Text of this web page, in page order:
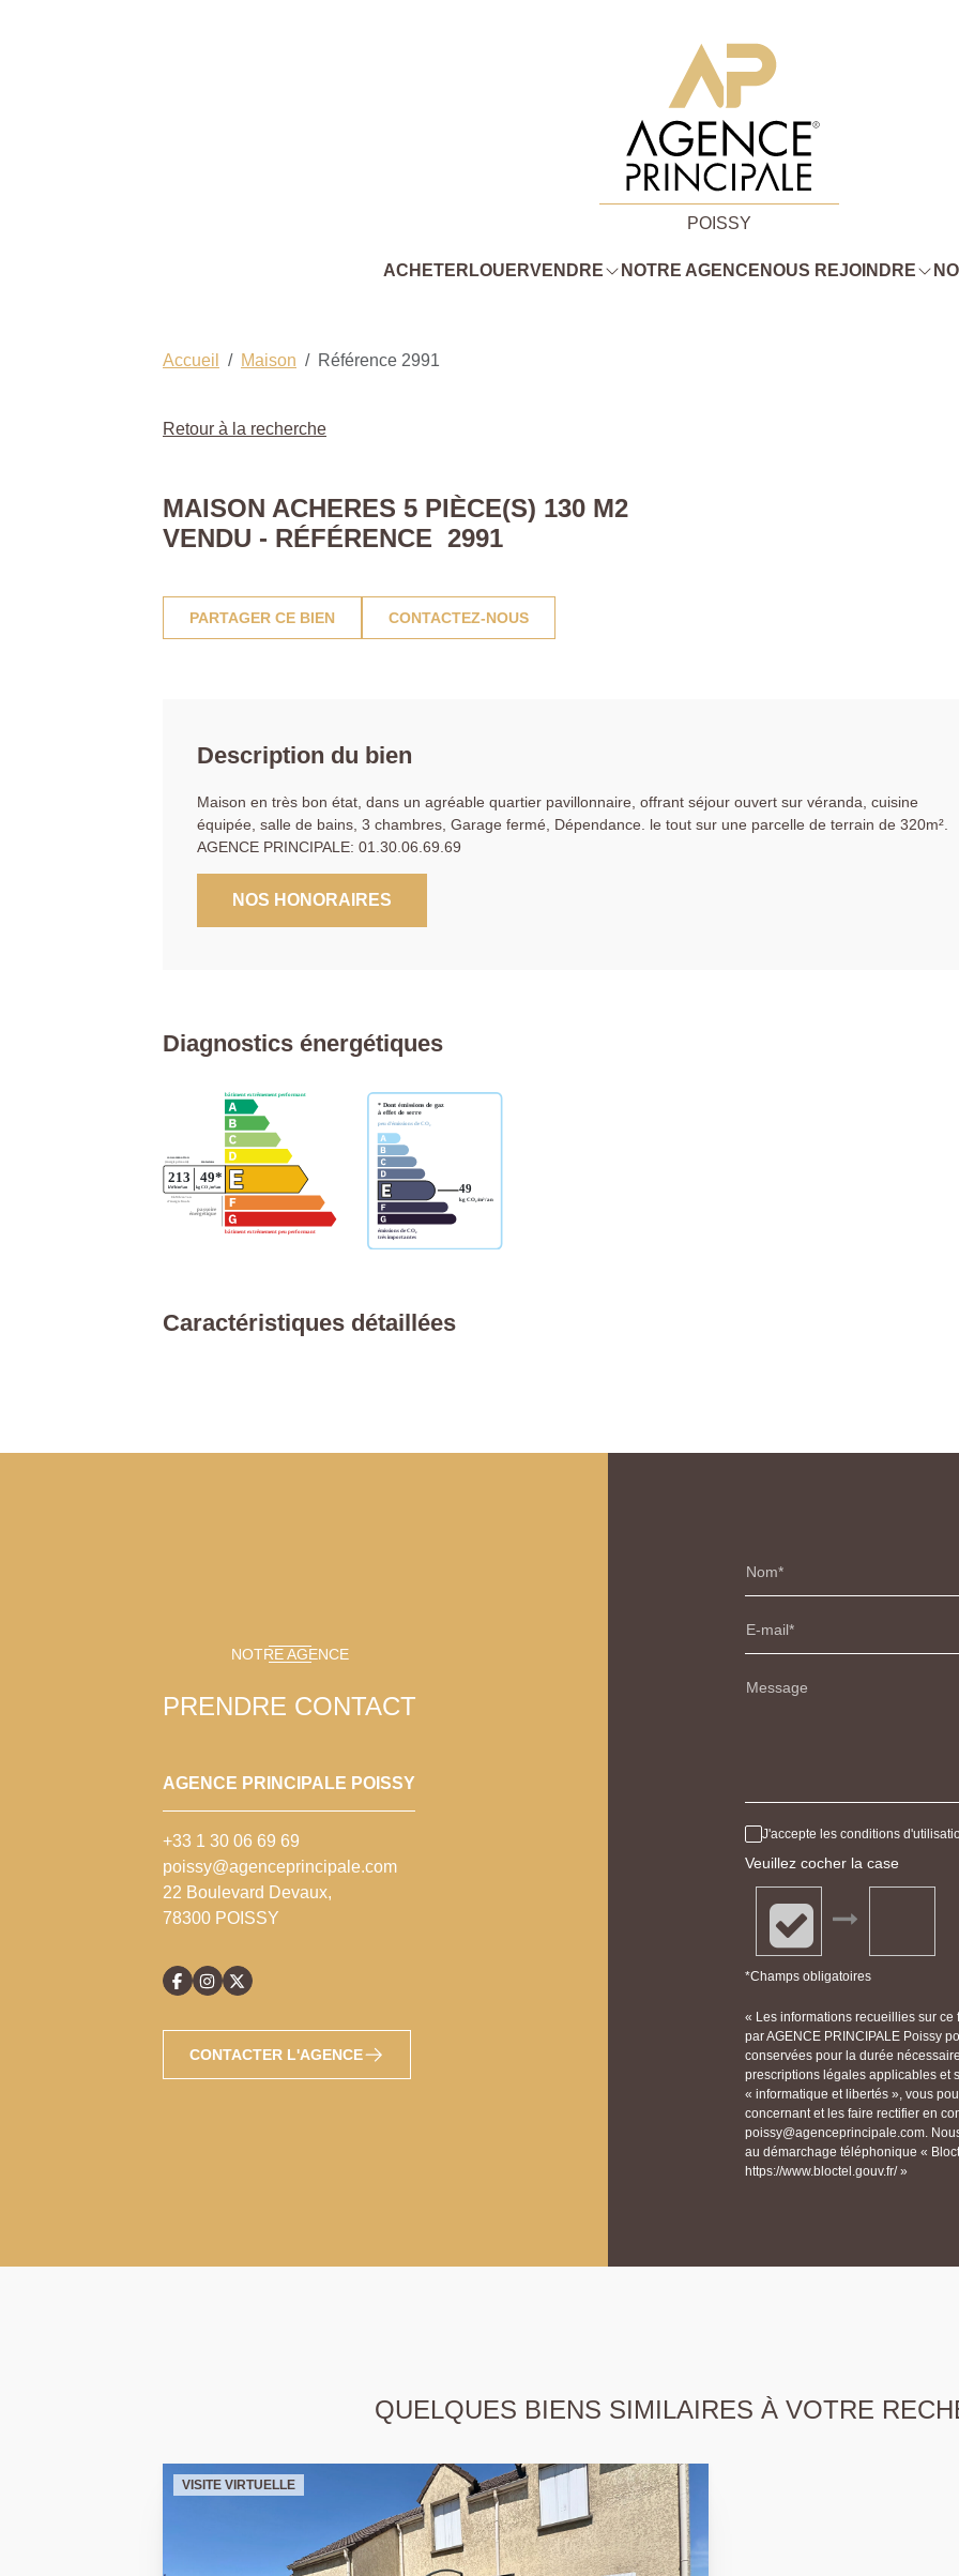
POISSY
ACHETER LOUERVENDRE NOTRE AGENCE NOUS REJOINDRE
Accueil Maison Référence 2991
Retour à la recherche
MAISON ACHERES 5 PIÈCE(S) 130 M2
VENDU - RÉFÉRENCE 2991
PARTAGER CE BIEN CONTACTEZ-NOUS
Description du bien
Maison en très bon état, dans un agréable quartier pavillonnaire, offrant séjour ouvert sur véranda, cuisine
équipée, salle de bains, 3 chambres, Garage fermé, Dépendance. le tout sur une parcelle de terrain de 320m².
AGENCE PRINCIPALE: 01.30.06.69.69
NOS HONORAIRES
Diagnostics énergétiques
Caractéristiques détaillées
NOTRE AGENCE
PRENDRE CONTACT
AGENCE PRINCIPALE POISSY
+33 1 30 06 69 69
poissy@agenceprincipale.com
22 Boulevard Devaux,
78300 POISSY
CONTACTER L'AGENCE
Nom
E-mail
Message
J'accepte les conditions
Veuillez cocher la case
*Champs obligatoires
« Les informations recueillies sur
par AGENCE PRINCIPALE Poissy
conservées pour la durée
prescriptions légales applicables et
« informatique et libertés », vous
concernant et les faire rectifier en
poissy@agenceprincipale.com.
au démarchage téléphonique «
https://www.bloctel.gouv.fr/ »
QUELQUES BIENS SIMILAIRES À VOTRE
VISITE VIRTUELLE